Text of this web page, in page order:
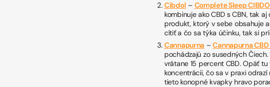
Cibdol – Complete Sleep
kombinuje ako CBD s CBN, tak
produkt, ktorý v sebe obsahuje
cítiť a čo sa týka účinku, tak si
Cannapurna –Cannapurna
pochádzajú zo susedných
vrátane 15 percent CBD. Opäť
koncentrácii, čo sa v praxi
tieto konopné kvapky hravo